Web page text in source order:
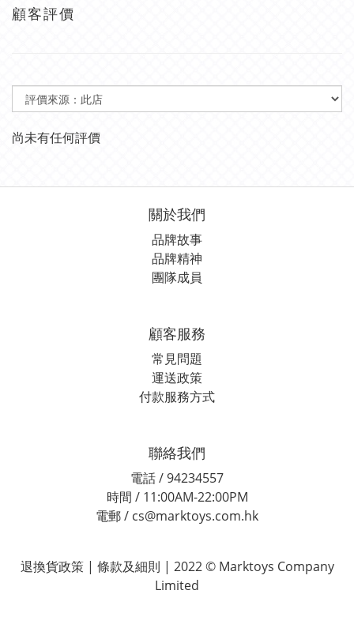
顧客評價
尚未有任何評價
關於我們
品牌故事
品牌精神
團隊成員
顧客服務
常見問題
運送政策
付款服務方式
聯絡我們
電話 / 94234557
時間 / 11:00AM-22:00PM
電郵 / cs@marktoys.com.hk
退換貨政策 | 條款及細則 | 2022 © Marktoys Company
Limited